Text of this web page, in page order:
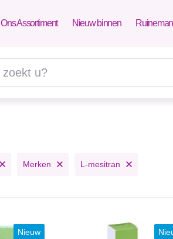
Ons Assortiment Nieuw binnen
Merken L-mesitran
Nieuw